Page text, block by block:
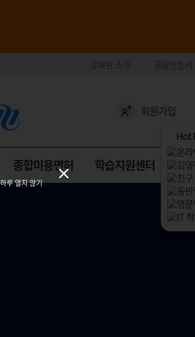
Hot
루 열지 않기
교육원 소개 공동인증서
회원가입
종합미용면허 학습지원센터